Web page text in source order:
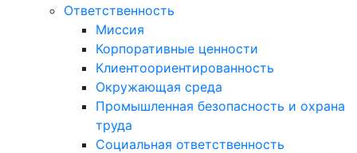
Ответственность
Миссия
Корпоративные ценности
Клиентоориентированность
Окружающая среда
Промышленная безопасность и охрана
труда
Социальная ответственность